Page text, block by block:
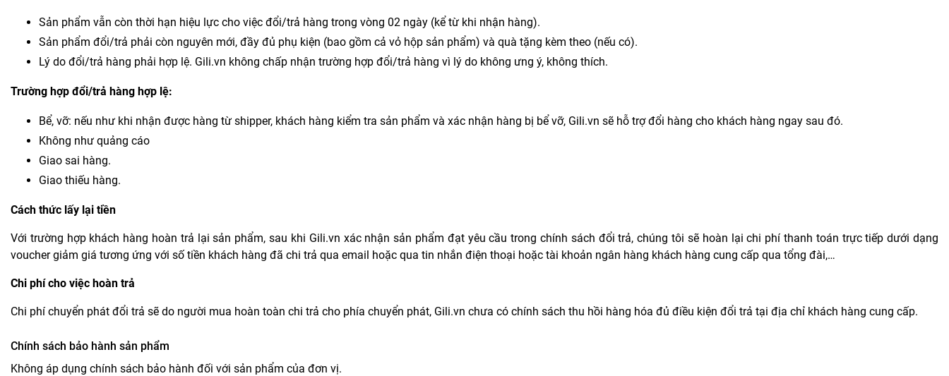
Sản phẩm vẫn còn thời hạn hiệu lực cho việc đổi/trả hàng trong vòng 02 ngày (kể từ khi nhận hàng).
Sản phẩm đổi/trả phải còn nguyên mới, đầy đủ phụ kiện (bao gồm cả vỏ hộp sản phẩm) và quà tặng kèm theo (nếu có).
Lý do đổi/trả hàng phải hợp lệ. Gili.vn không chấp nhận trường hợp đổi/trả hàng vì lý do không ưng ý, không thích.
Trường hợp đổi/trả hàng hợp lệ:
Bể, vỡ: nếu như khi nhận được hàng từ shipper, khách hàng kiểm tra sản phẩm và xác nhận hàng bị bể vỡ, Gili.vn sẽ hỗ trợ đổi hàng cho khách hàng ngay sau đó.
Không như quảng cáo
Giao sai hàng.
Giao thiếu hàng.
Cách thức lấy lại tiền
Với trường hợp khách hàng hoàn trả lại sản phẩm, sau khi Gili.vn xác nhận sản phẩm đạt yêu cầu trong chính sách đổi trả, chúng tôi sẽ hoàn lại chi phí thanh toán trực tiếp dưới dạng
voucher giảm giá tương ứng với số tiền khách hàng đã chi trả qua email hoặc qua tin nhắn điện thoại hoặc tài khoản ngân hàng khách hàng cung cấp qua tổng đài,…
Chi phí cho việc hoàn trả
Chi phí chuyển phát đổi trả sẽ do người mua hoàn toàn chi trả cho phía chuyển phát, Gili.vn chưa có chính sách thu hồi hàng hóa đủ điều kiện đổi trả tại địa chỉ khách hàng cung cấp.
Chính sách bảo hành sản phẩm
Không áp dụng chính sách bảo hành đối với sản phẩm của đơn vị.